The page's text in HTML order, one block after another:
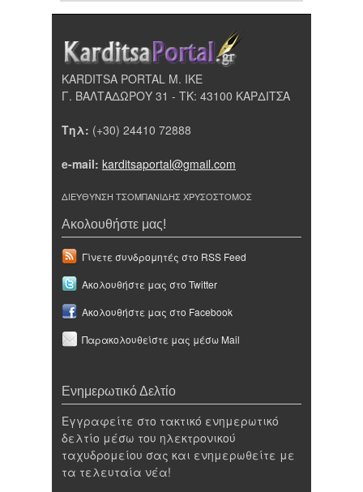
KARDITSA PORTAL Μ. ΙΚΕ
Γ. ΒΑΛΤΑΔΩΡΟΥ 31 - ΤΚ: 43100 ΚΑΡΔΙΤΣΑ
Τηλ: (+30) 24410 72888
e-mail: karditsaportal@gmail.com
ΔΙΕΥΘΥΝΣΗ ΤΣΟΜΠΑΝΙΔΗΣ ΧΡΥΣΟΣΤΟΜΟΣ
Ακολουθήστε μας!
Γίνετε συνδρομητές στο RSS Feed
Ακολουθήστε μας στο Twitter
Ακολουθήστε μας στο Facebook
Παρακολουθείστε μας μέσω Mail
Ενημερωτικό Δελτίο
Εγγραφείτε στο τακτικό ενημερωτικό
δελτίο μέσω του ηλεκτρονικού
ταχυδρομείου σας και ενημερωθείτε με
τα τελευταία νέα!